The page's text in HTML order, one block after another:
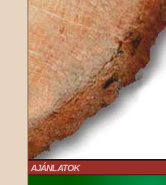
AJÁNLATOK